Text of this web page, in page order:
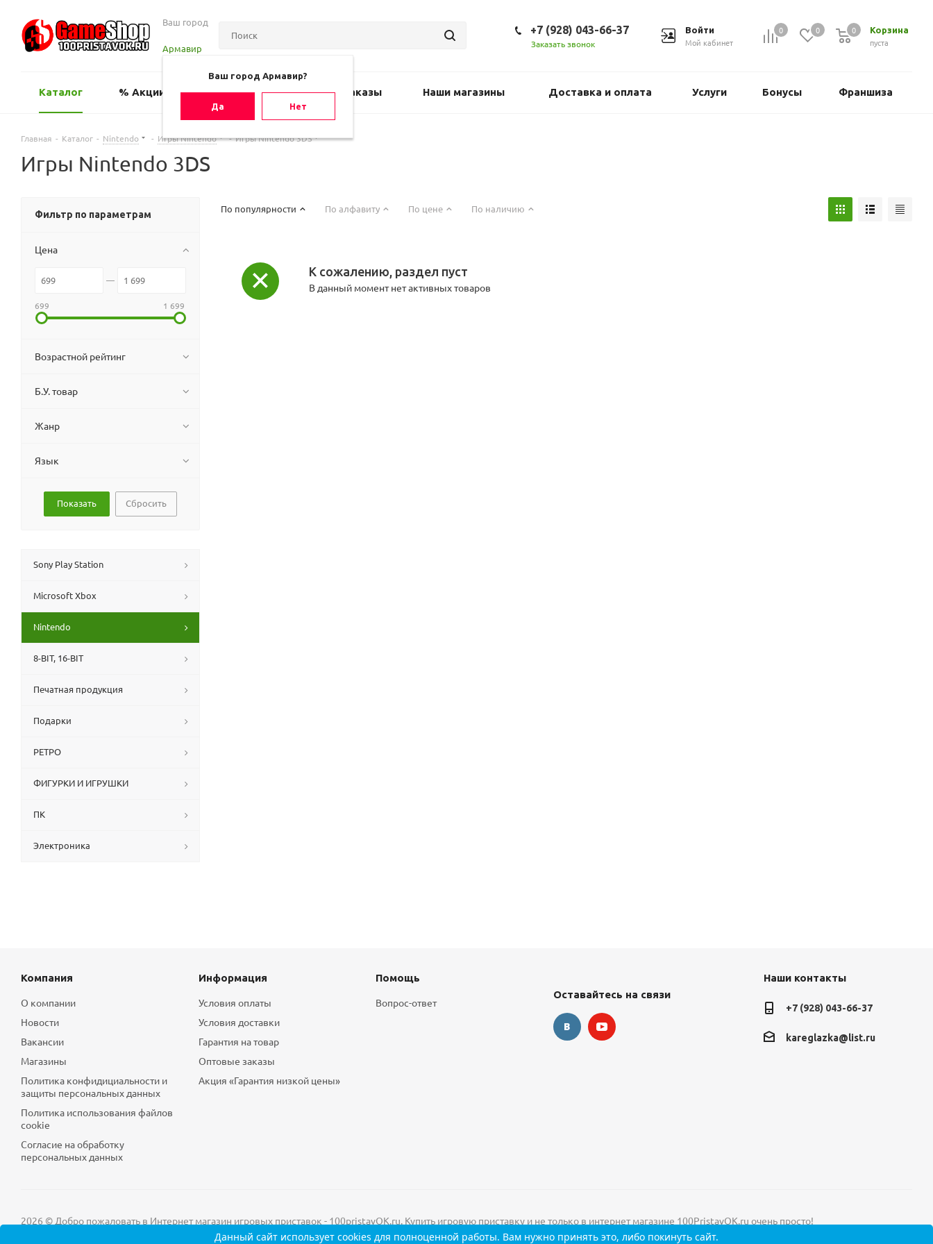
Ваш город
Армавир
Ваш город Армавир?
Да Нет
0 0 Корзина
пуста
0
Войти
Мой кабинет
+7 (928) 043-66-37
Заказать звонок
Каталог % Акции Оценить игру Предзаказы Наши магазины Доставка и оплата Услуги Бонусы Франшиза
Главная - Каталог - Nintendo - Игры Nintendo - Игры Nintendo 3DS
Игры Nintendo 3DS
По популярности По алфавиту По цене По наличию
К сожалению, раздел пуст
В данный момент нет активных товаров
Фильтр по параметрам
Цена
699 1 699
Возрастной рейтинг
Б.У. товар
Жанр
Язык
Сбросить
Sony Play Station
Microsoft Xbox
Nintendo
8-BIT, 16-BIT
Печатная продукция
Подарки
РЕТРО
ФИГУРКИ И ИГРУШКИ
ПК
Электроника
Компания
О компании
Новости
Вакансии
Магазины
Политика конфидициальности и
защиты персональных данных
Политика использования файлов
cookie
Согласие на обработку
персональных данных
Информация
Условия оплаты
Условия доставки
Гарантия на товар
Оптовые заказы
Акция «Гарантия низкой цены»
Помощь
Вопрос-ответ
Оставайтесь на связи
Наши контакты
+7 (928) 043-66-37
kareglazka@list.ru
2026 © Добро пожаловать в Интернет магазин игровых приставок - 100pristavOK.ru. Купить игровую приставку и не только в интернет магазине 100PristavOK.ru очень просто!
Данный сайт использует cookies для полноценной работы. Вам нужно принять это, либо покинуть сайт.